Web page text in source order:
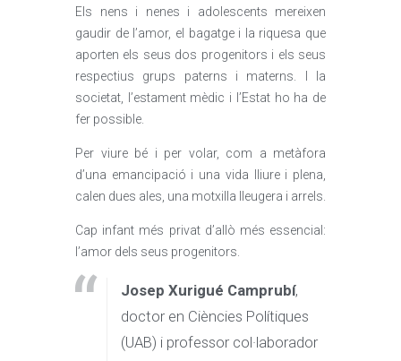
Els nens i nenes i adolescents mereixen
gaudir de l’amor, el bagatge i la riquesa que
aporten els seus dos progenitors i els seus
respectius grups paterns i materns. I la
societat, l’estament mèdic i l’Estat ho ha de
fer possible.
Per viure bé i per volar, com a metàfora
d’una emancipació i una vida lliure i plena,
calen dues ales, una motxilla lleugera i arrels.
Cap infant més privat d’allò més essencial:
l’amor dels seus progenitors.
Josep Xurigué Camprubí,
doctor en Ciències Polítiques
(UAB) i professor col·laborador